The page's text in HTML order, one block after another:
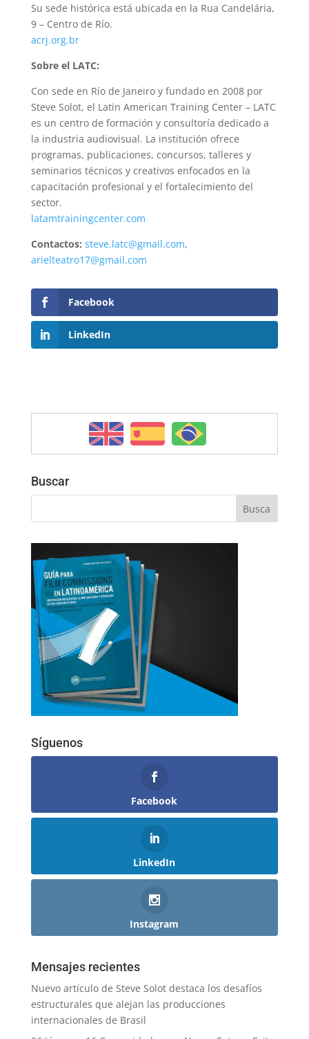
Su sede histórica está ubicada en la Rua Candelária,
9 – Centro de Río.
acrj.org.br
Sobre el LATC:
Con sede en Río de Janeiro y fundado en 2008 por
Steve Solot, el Latin American Training Center – LATC
es un centro de formación y consultoría dedicado a
la industria audiovisual. La institución ofrece
programas, publicaciones, concursos, talleres y
seminarios técnicos y creativos enfocados en la
capacitación profesional y el fortalecimiento del
sector.
latamtrainingcenter.com
Contactos: steve.latc@gmail.com,
arielteatro17@gmail.com
Facebook
LinkedIn
Buscar
Síguenos
Facebook
LinkedIn
Instagram
Mensajes recientes
Nuevo artículo de Steve Solot destaca los desafíos
estructurales que alejan las producciones
internacionales de Brasil